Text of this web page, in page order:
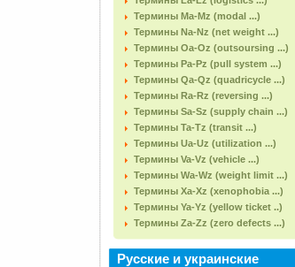
Термины Ma-Mz (modal ...)
Термины Na-Nz (net weight ...)
Термины Oa-Oz (outsoursing ...)
Термины Pa-Pz (pull system ...)
Термины Qa-Qz (quadricycle ...)
Термины Ra-Rz (reversing ...)
Термины Sa-Sz (supply chain ...)
Термины Ta-Tz (transit ...)
Термины Ua-Uz (utilization ...)
Термины Va-Vz (vehicle ...)
Термины Wa-Wz (weight limit ...)
Термины Xa-Xz (xenophobia ...)
Термины Ya-Yz (yellow ticket ..)
Термины Za-Zz (zero defects ...)
Русские и украинские